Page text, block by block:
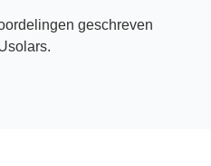
geschreven